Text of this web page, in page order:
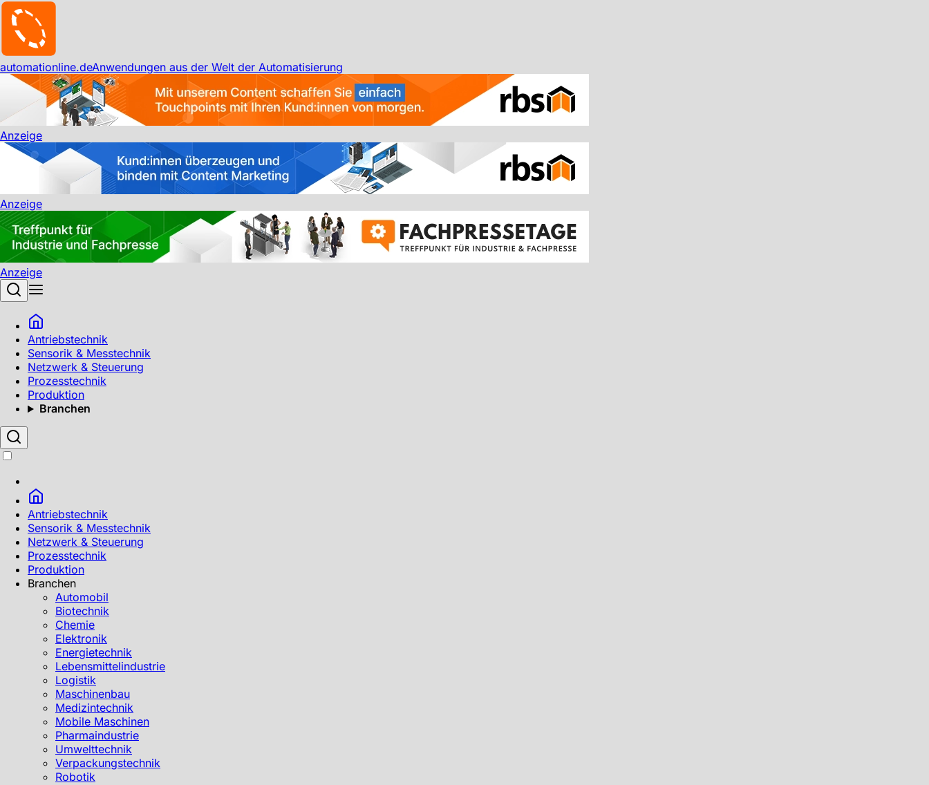
automationline.deAnwendungen aus der Welt der Automatisierung
Anzeige
Anzeige
Anzeige
Antriebstechnik
Sensorik & Messtechnik
Netzwerk & Steuerung
Prozesstechnik
Produktion
Branchen
Antriebstechnik
Sensorik & Messtechnik
Netzwerk & Steuerung
Prozesstechnik
Produktion
Branchen
Automobil
Biotechnik
Chemie
Elektronik
Energietechnik
Lebensmittelindustrie
Logistik
Maschinenbau
Medizintechnik
Mobile Maschinen
Pharmaindustrie
Umwelttechnik
Verpackungstechnik
Robotik